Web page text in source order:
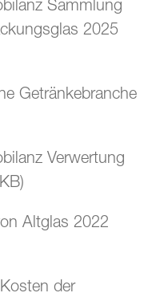
Sammlung
2025
Getränkebranche
Verwertung
)
Altglas 2022
der